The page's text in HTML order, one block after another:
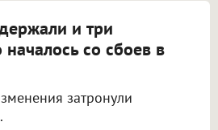
и три
со сбоев в
затронули